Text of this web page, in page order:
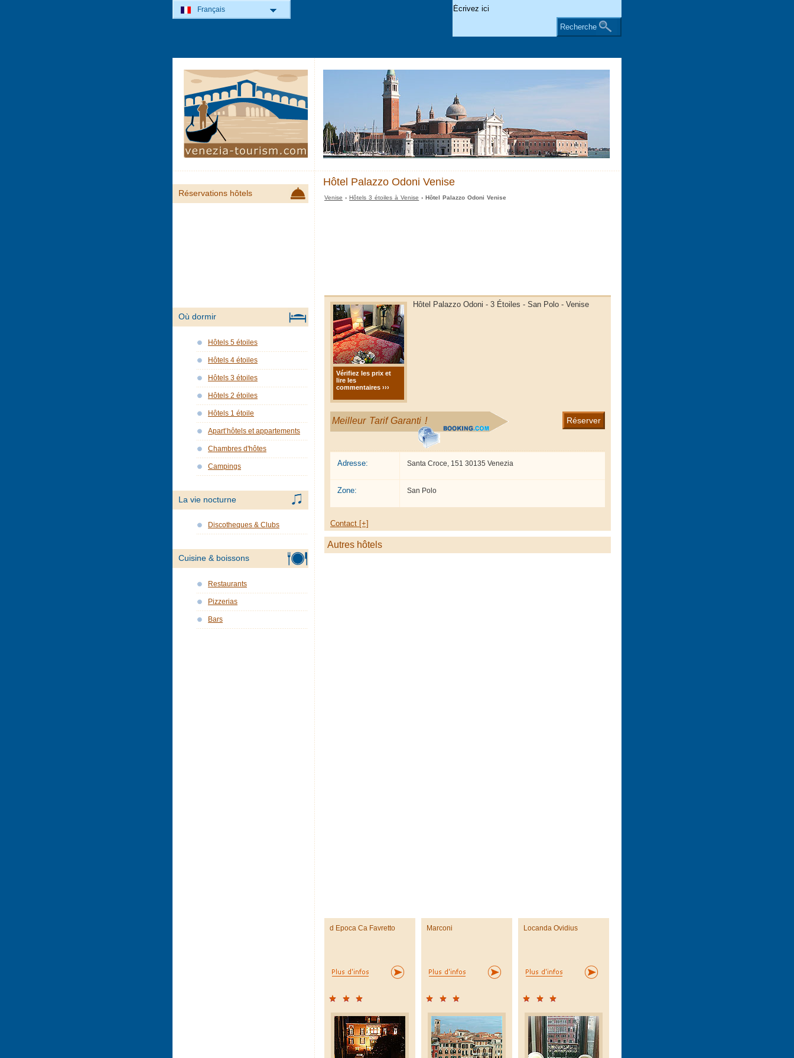
Hôtel Palazzo Odoni Venise
Venise ›Hôtels 3 étoiles à Venise › Hôtel Palazzo Odoni Venise
Vérifiez les prix et
lire les
commentaires ›››
Hôtel Palazzo Odoni - 3 Étoiles - San Polo - Venise
Meilleur Tarif Garanti ! Réserver
Adresse: Santa Croce, 151 30135 Venezia
Zone: San Polo
Contact [+]
Autres hôtels
d Epoca Ca Favretto Marconi Locanda Ovidius
Réservations hôtels
Où dormir
Hôtels 5 étoiles
Hôtels 4 étoiles
Hôtels 3 étoiles
Hôtels 2 étoiles
Hôtels 1 étoile
Apart’hôtels et appartements
Chambres d'hôtes
Campings
La vie nocturne
Discotheques & Clubs
Cuisine & boissons
Restaurants
Pizzerias
Bars
Français
Recherche